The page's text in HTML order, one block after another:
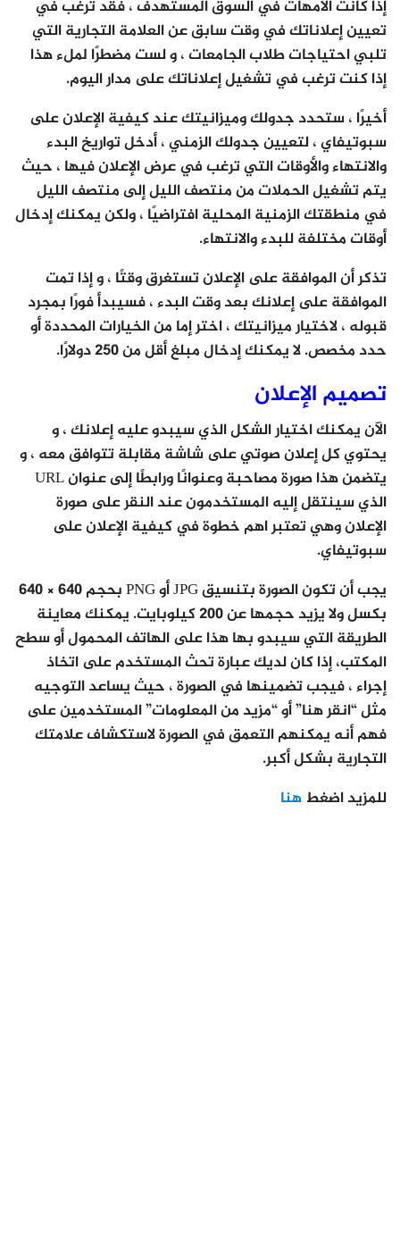
إذا كانت الأمهات في السوق المستهدف ، فقد ترغب في
تعيين إعلاناتك في وقت سابق عن العلامة التجارية التي
تلبي احتياجات طلاب الجامعات ، و لست مضطرًا لملء هذا
إذا كنت ترغب في تشغيل إعلاناتك على مدار اليوم.
أخيرًا ، ستحدد جدولك وميزانيتك عند كيفية الإعلان على
سبوتيفاي ، لتعيين جدولك الزمني ، أدخل تواريخ البدء
والانتهاء والأوقات التي ترغب في عرض الإعلان فيها ، حيث
يتم تشغيل الحملات من منتصف الليل إلى منتصف الليل
في منطقتك الزمنية المحلية افتراضيًا ، ولكن يمكنك إدخال
أوقات مختلفة للبدء والانتهاء.
تذكر أن الموافقة على الإعلان تستغرق وقتًا ، و إذا تمت
الموافقة على إعلانك بعد وقت البدء ، فسيبدأ فورًا بمجرد
قبوله ، لاختيار ميزانيتك ، اختر إما من الخيارات المحددة أو
حدد مخصص. لا يمكنك إدخال مبلغ أقل من 250 دولارًا.
تصميم الإعلان
الآن يمكنك اختيار الشكل الذي سيبدو عليه إعلانك ، و
يحتوي كل إعلان صوتي على شاشة مقابلة تتوافق معه ، و
يتضمن هذا صورة مصاحبة وعنوانًا ورابطًا إلى عنوان URL
الذي سينتقل إليه المستخدمون عند النقر على صورة
الإعلان وهي تعتبر اهم خطوة في كيفية الإعلان على
سبوتيفاي.
يجب أن تكون الصورة بتنسيق JPG أو PNG بحجم 640 × 640
بكسل ولا يزيد حجمها عن 200 كيلوبايت. يمكنك معاينة
الطريقة التي سيبدو بها هذا على الهاتف المحمول أو سطح
المكتب، إذا كان لديك عبارة تحث المستخدم على اتخاذ
إجراء ، فيجب تضمينها في الصورة ، حيث يساعد التوجيه
مثل “انقر هنا” أو “مزيد من المعلومات” المستخدمين على
فهم أنه يمكنهم التعمق في الصورة لاستكشاف علامتك
التجارية بشكل أكبر.
للمزيد اضغط هنا